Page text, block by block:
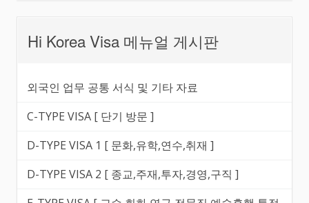
Hi Korea Visa 메뉴얼 게시판
외국인 업무 공통 서식 및 기타 자료
C-TYPE VISA [ 단기 방문 ]
D-TYPE VISA 1 [ 문화,유학,연수,취재 ]
D-TYPE VISA 2 [ 종교,주재,투자,경영,구직 ]